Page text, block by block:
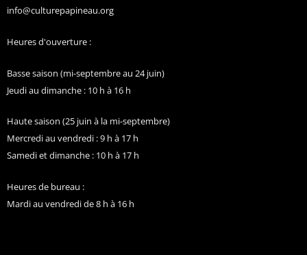
info@culturepapineau.org
Heures d'ouverture :
Basse saison (mi-septembre au 24 juin)
Jeudi au dimanche : 10 h à 16 h
Haute saison (25 juin à la mi-septembre)
Mercredi au vendredi : 9 h à 17 h
Samedi et dimanche : 10 h à 17 h
Heures de bureau :
Mardi au vendredi de 8 h à 16 h